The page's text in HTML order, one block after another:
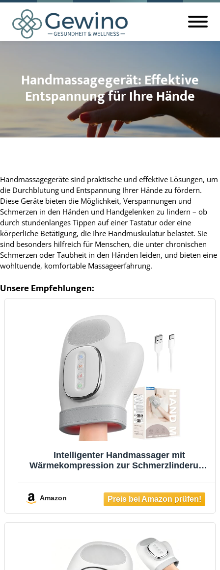
Handmassagegerät: Effektive
Entspannung für Ihre Hände
Handmassagegeräte sind praktische und effektive Lösungen, um
die Durchblutung und Entspannung Ihrer Hände zu fördern.
Diese Geräte bieten die Möglichkeit, Verspannungen und
Schmerzen in den Händen und Handgelenken zu lindern – ob
durch stundenlanges Tippen auf einer Tastatur oder eine
körperliche Betätigung, die Ihre Handmuskulatur belastet. Sie
sind besonders hilfreich für Menschen, die unter chronischen
Schmerzen oder Taubheit in den Händen leiden, und bieten eine
wohltuende, komfortable Massageerfahrung.
Unsere Empfehlungen:
Intelligenter Handmassager mit
Wärmekompression zur Schmerzlinderung
Handgelenk/Finger/Holz Massager
Amazon